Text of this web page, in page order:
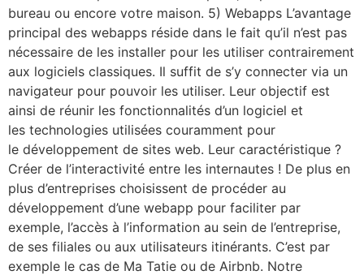
bureau ou encore votre maison. 5) Webapps L’avantage
principal des webapps réside dans le fait qu’il n’est pas
nécessaire de les installer pour les utiliser contrairement
aux logiciels classiques. Il suffit de s’y connecter via un
navigateur pour pouvoir les utiliser. Leur objectif est
ainsi de réunir les fonctionnalités d’un logiciel et
les technologies utilisées couramment pour
le développement de sites web. Leur caractéristique ?
Créer de l’interactivité entre les internautes ! De plus en
plus d’entreprises choisissent de procéder au
développement d’une webapp pour faciliter par
exemple, l’accès à l’information au sein de l’entreprise,
de ses filiales ou aux utilisateurs itinérants. C’est par
exemple le cas de Ma Tatie ou de Airbnb. Notre